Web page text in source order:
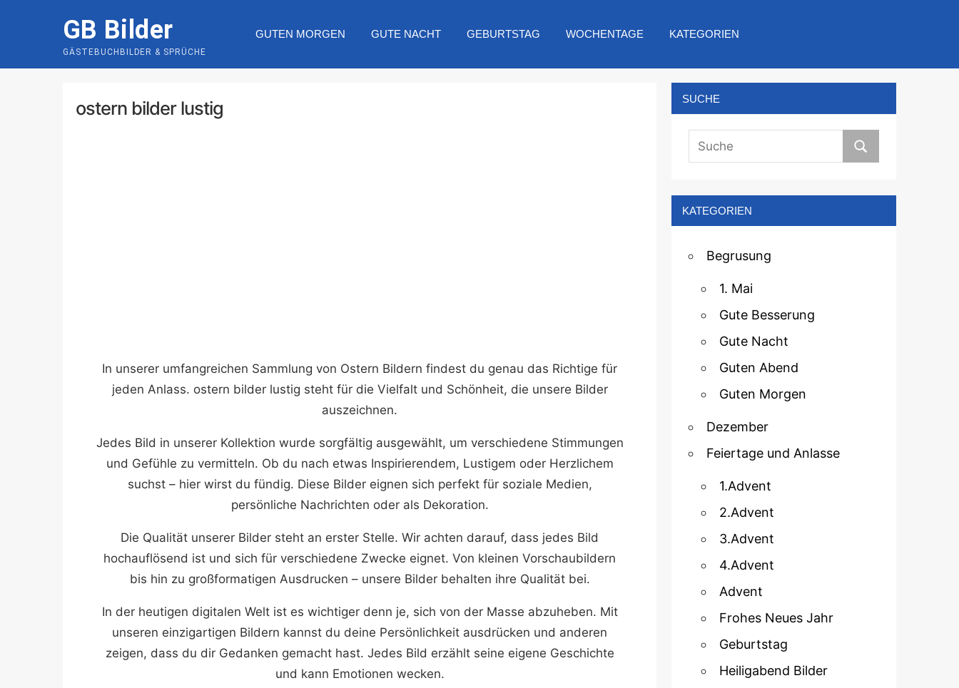
GB Bilder
GÄSTEBUCHBILDER & SPRÜCHE
GUTEN MORGEN GUTE NACHT GEBURTSTAG WOCHENTAGE KATEGORIEN
ostern bilder lustig
In unserer umfangreichen Sammlung von Ostern Bildern findest du genau das Richtige für
jeden Anlass. ostern bilder lustig steht für die Vielfalt und Schönheit, die unsere Bilder
auszeichnen.
Jedes Bild in unserer Kollektion wurde sorgfältig ausgewählt, um verschiedene Stimmungen
und Gefühle zu vermitteln. Ob du nach etwas Inspirierendem, Lustigem oder Herzlichem
suchst – hier wirst du fündig. Diese Bilder eignen sich perfekt für soziale Medien,
persönliche Nachrichten oder als Dekoration.
Die Qualität unserer Bilder steht an erster Stelle. Wir achten darauf, dass jedes Bild
hochauflösend ist und sich für verschiedene Zwecke eignet. Von kleinen Vorschaubildern
bis hin zu großformatigen Ausdrucken – unsere Bilder behalten ihre Qualität bei.
In der heutigen digitalen Welt ist es wichtiger denn je, sich von der Masse abzuheben. Mit
unseren einzigartigen Bildern kannst du deine Persönlichkeit ausdrücken und anderen
zeigen, dass du dir Gedanken gemacht hast. Jedes Bild erzählt seine eigene Geschichte
und kann Emotionen wecken.
SUCHE
KATEGORIEN
Begrusung
1. Mai
Gute Besserung
Gute Nacht
Guten Abend
Guten Morgen
Dezember
Feiertage und Anlasse
1.Advent
2.Advent
3.Advent
4.Advent
Advent
Frohes Neues Jahr
Geburtstag
Heiligabend Bilder